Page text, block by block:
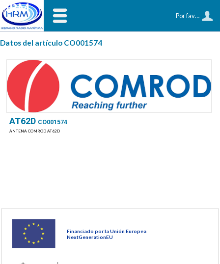
HRM
Por favor, identifíquese
Datos del artículo CO001574
AT62D CO001574
ANTENA COMROD AT62D
Financiado por la Unión Europea
NextGenerationEU